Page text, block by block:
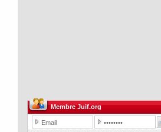
Membre Juif.org